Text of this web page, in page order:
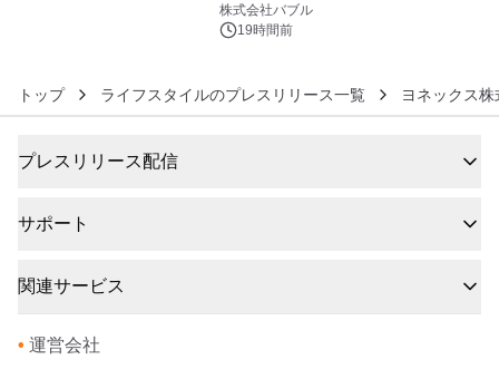
株式会社バブル
19時間前
トップ ライフスタイルのプレスリリース一覧 ヨネックス株
プレスリリース配信
サポート
関連サービス
• 運営会社